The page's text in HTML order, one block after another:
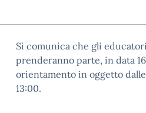
Si comunica che gli
prenderanno parte, in data
orientamento in oggetto
13:00.